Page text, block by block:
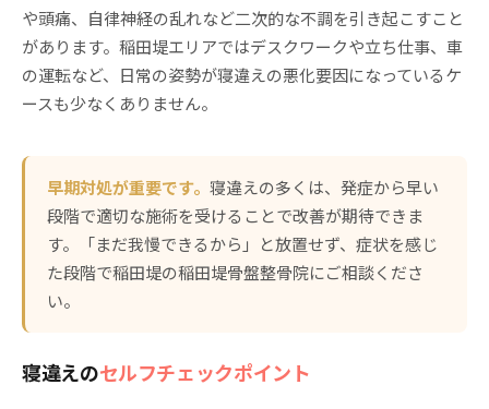
や頭痛、自律神経の乱れなど二次的な不調を引き起こすこと
があります。稲田堤エリアではデスクワークや立ち仕事、車
の運転など、日常の姿勢が寝違えの悪化要因になっているケ
ースも少なくありません。
早期対処が重要です。 寝違えの多くは、発症から早い
段階で適切な施術を受けることで改善が期待できま
す。「まだ我慢できるから」と放置せず、症状を感じ
た段階で稲田堤の稲田堤骨盤整骨院にご相談くださ
い。
寝違えのセルフチェックポイント